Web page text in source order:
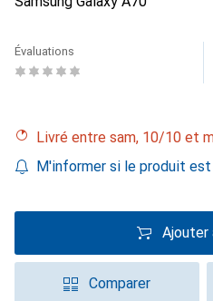
Évaluations
Livré entre sam, 10/10 et
M'informer si le produit
Ajouter
Comparer